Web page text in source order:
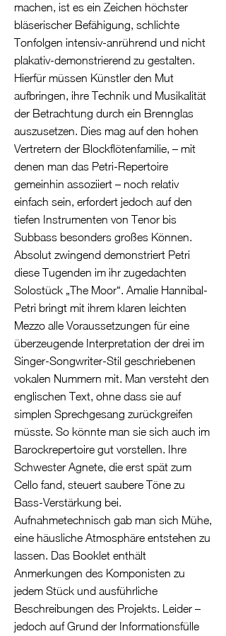
machen, ist es ein Zeichen höchster
bläserischer Befähigung, schlichte
Tonfolgen intensiv-anrührend und nicht
plakativ-demonstrierend zu gestalten.
Hierfür müssen Künstler den Mut
aufbringen, ihre Technik und Musikalität
der Betrachtung durch ein Brennglas
auszusetzen. Dies mag auf den hohen
Vertretern der Blockflötenfamilie, – mit
denen man das Petri-Repertoire
gemeinhin assoziiert – noch relativ
einfach sein, erfordert jedoch auf den
tiefen Instrumenten von Tenor bis
Subbass besonders großes Können.
Absolut zwingend demonstriert Petri
diese Tugenden im ihr zugedachten
Solostück „The Moor“. Amalie Hannibal-
Petri bringt mit ihrem klaren leichten
Mezzo alle Voraussetzungen für eine
überzeugende Interpretation der drei im
Singer-Songwriter-Stil geschriebenen
vokalen Nummern mit. Man versteht den
englischen Text, ohne dass sie auf
simplen Sprechgesang zurückgreifen
müsste. So könnte man sie sich auch im
Barockrepertoire gut vorstellen. Ihre
Schwester Agnete, die erst spät zum
Cello fand, steuert saubere Töne zu
Bass-Verstärkung bei.
Aufnahmetechnisch gab man sich Mühe,
eine häusliche Atmosphäre entstehen zu
lassen. Das Booklet enthält
Anmerkungen des Komponisten zu
jedem Stück und ausführliche
Beschreibungen des Projekts. Leider –
jedoch auf Grund der Informationsfülle